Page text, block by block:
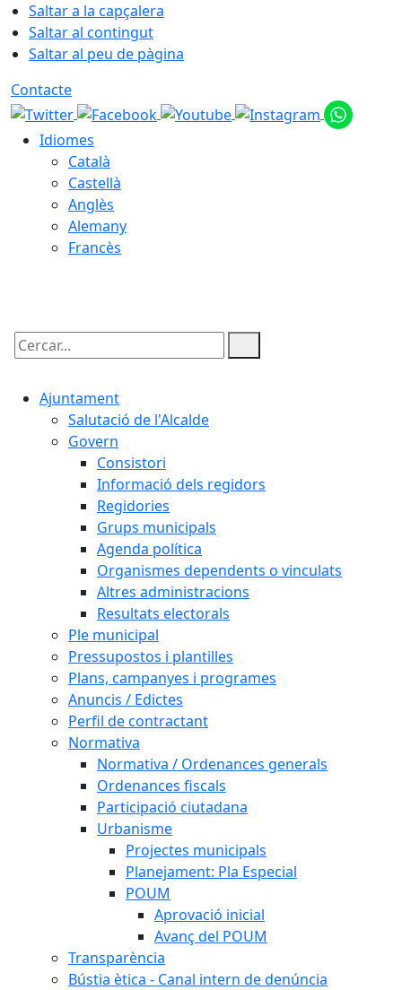
Saltar a la capçalera
Saltar al contingut
Saltar al peu de pàgina
Contacte
Idiomes
Català
Castellà
Anglès
Alemany
Francès
Cercar:
Ajuntament
Salutació de l'Alcalde
Govern
Consistori
Informació dels regidors
Regidories
Grups municipals
Agenda política
Organismes dependents o vinculats
Altres administracions
Resultats electorals
Ple municipal
Pressupostos i plantilles
Plans, campanyes i programes
Anuncis / Edictes
Perfil de contractant
Normativa
Normativa / Ordenances generals
Ordenances fiscals
Participació ciutadana
Urbanisme
Projectes municipals
Planejament: Pla Especial
POUM
Aprovació inicial
Avanç del POUM
Transparència
Bústia ètica - Canal intern de denúncia